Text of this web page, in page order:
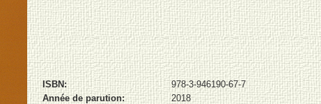
ISBN:
978-3-946190-67-7
Année de parution:
2018